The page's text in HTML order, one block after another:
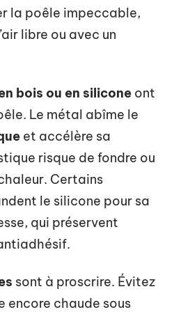
la poêle impeccable,
libre ou avec un
bois ou en silicone ont
Le métal abîme le
et accélère sa
risque de fondre ou
Certains
le silicone pour sa
qui préservent
sont à proscrire. Évitez
encore chaude sous